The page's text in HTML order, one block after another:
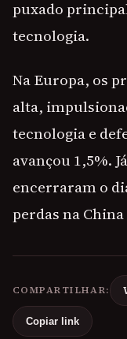
puxado
tecnologia.
Na Europa, os
alta,
tecnologia e
avançou 1,5%.
encerraram o
perdas na China
COMPARTILHAR:
Copiar link